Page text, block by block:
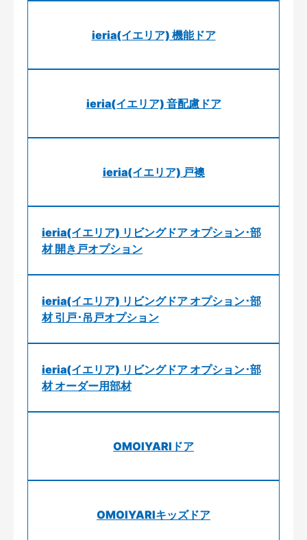
ieria(イエリア) 機能ドア
ieria(イエリア) 音配慮ドア
ieria(イエリア) 戸襖
ieria(イエリア) リビングドア オプション･部
材 開き戸オプション
ieria(イエリア) リビングドア オプション･部
材 引戸･吊戸オプション
ieria(イエリア) リビングドア オプション･部
材 オーダー用部材
OMOIYARIドア
OMOIYARIキッズドア